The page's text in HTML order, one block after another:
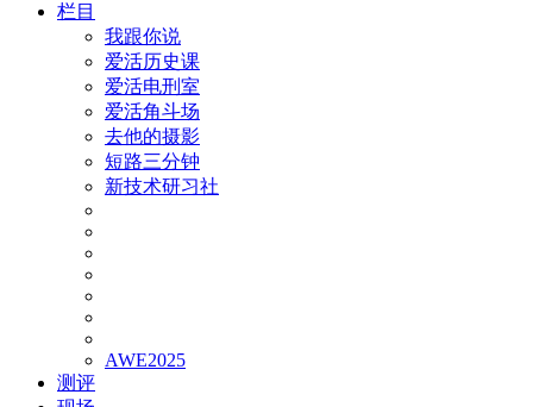
栏目
我跟你说
爱活历史课
爱活电刑室
爱活角斗场
去他的摄影
短路三分钟
新技术研习社
AWE2025
测评